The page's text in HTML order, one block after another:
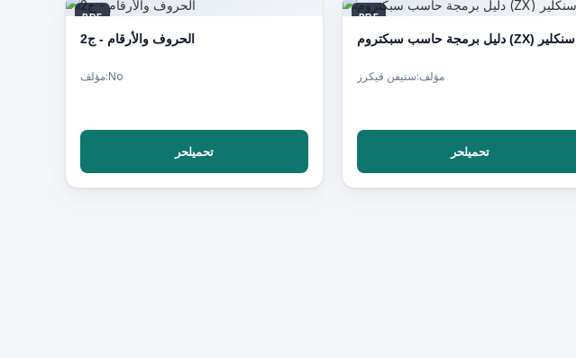
PDF
الحروف والأرقام - ج2
مؤلف:No
تحميلحر
PDF
دليل برمجة حاسب سبكتروم (ZX) سنكلير
مؤلف:ستيفن فيكرز
تحميلحر